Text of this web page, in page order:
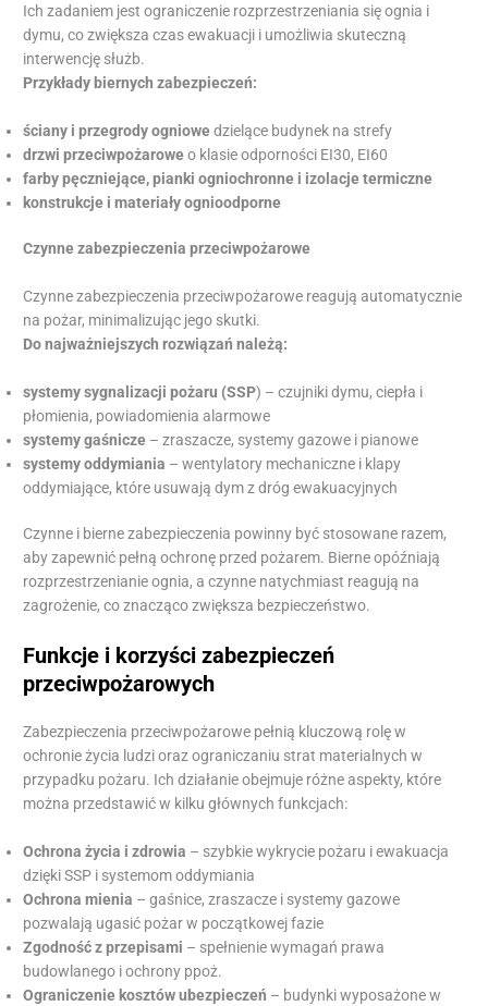
Ich zadaniem jest ograniczenie rozprzestrzeniania się ognia i
dymu, co zwiększa czas ewakuacji i umożliwia skuteczną
interwencję służb.
Przykłady biernych zabezpieczeń:
ściany i przegrody ogniowedzielące budynek na strefy
drzwi przeciwpożaroweo klasie odporności EI30, EI60
farby pęczniejące, pianki ogniochronne i izolacje termiczne
konstrukcje i materiały ognioodporne
Czynne zabezpieczenia przeciwpożarowe
Czynne zabezpieczenia przeciwpożarowe reagują automatycznie
na pożar, minimalizując jego skutki.
Do najważniejszych rozwiązań należą:
systemy sygnalizacji pożaru (SSP) – czujniki dymu, ciepła i
płomienia, powiadomienia alarmowe
systemy gaśnicze – zraszacze, systemy gazowe i pianowe
systemy oddymiania – wentylatory mechaniczne i klapy
oddymiające, które usuwają dym z dróg ewakuacyjnych
Czynne i bierne zabezpieczenia powinny być stosowane razem,
aby zapewnić pełną ochronę przed pożarem. Bierne opóźniają
rozprzestrzenianie ognia, a czynne natychmiast reagują na
zagrożenie, co znacząco zwiększa bezpieczeństwo.
Funkcje i korzyści zabezpieczeń
przeciwpożarowych
Zabezpieczenia przeciwpożarowe pełnią kluczową rolę w
ochronie życia ludzi oraz ograniczaniu strat materialnych w
przypadku pożaru. Ich działanie obejmuje różne aspekty, które
można przedstawić w kilku głównych funkcjach:
Ochrona życia i zdrowia – szybkie wykrycie pożaru i ewakuacja
dzięki SSP i systemom oddymiania
Ochrona mienia – gaśnice, zraszacze i systemy gazowe
pozwalają ugasić pożar w początkowej fazie
Zgodność z przepisami – spełnienie wymagań prawa
budowlanego i ochrony ppoż.
Ograniczenie kosztów ubezpieczeń – budynki wyposażone w